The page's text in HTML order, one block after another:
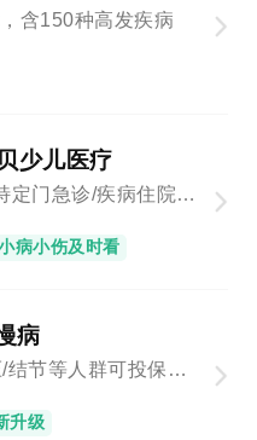
含150种高发疾病
少儿医疗
400万保额，特定门急诊/疾病住院全覆盖
病小伤及时看
病
糖尿病/高血压/结节等人群可投保，新增基因检测、院外购药
升级